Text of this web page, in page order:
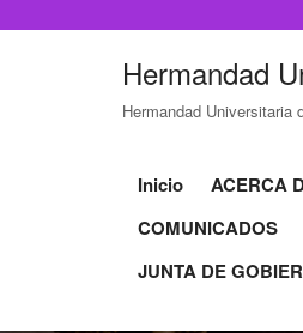
Hermandad
Hermandad Universitaria
Inicio ACERCA
COMUNICADOS
JUNTA DE